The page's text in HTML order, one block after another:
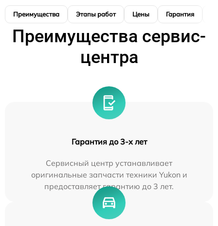
Преимущества Этапы работ Цены Гарантия
Преимущества сервис-
центра
Гарантия до 3-х лет
Сервисный центр устанавливает
оригинальные запчасти техники Yukon и
предоставляет гарантию до 3 лет.